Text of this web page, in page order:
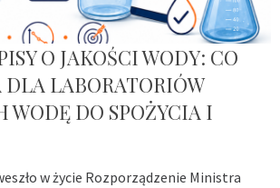
O JAKOŚCI WODY: CO
LABORATORIÓW
WODĘ DO SPOŻYCIA I
w życie Rozporządzenie Ministra